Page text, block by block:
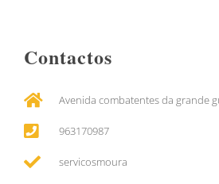
Contactos
Avenida combatentes da grande
963170987
servicosmoura